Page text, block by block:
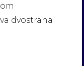
dvostrana